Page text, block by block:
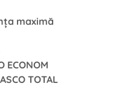
maximă
ECONOM
TOTAL